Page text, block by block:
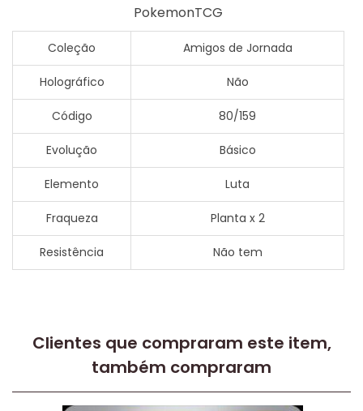
PokemonTCG
Coleção Amigos de Jornada
Holográfico Não
Código 80/159
Evolução Básico
Elemento Luta
Fraqueza Planta x 2
Resistência Não tem
Clientes que compraram este item,
também compraram